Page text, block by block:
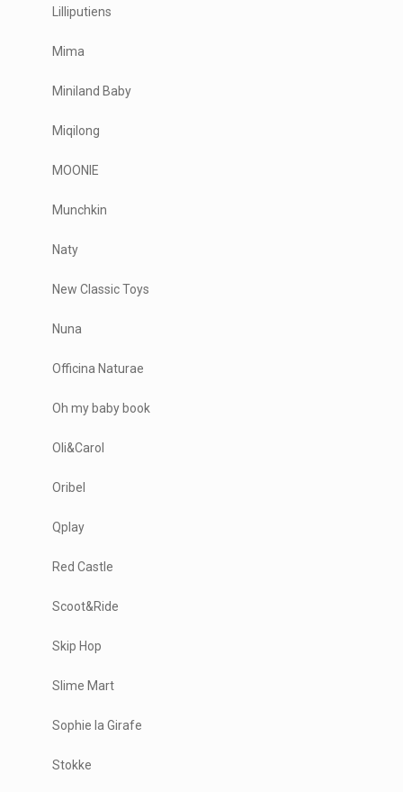
Lilliputiens
Mima
Miniland Baby
Miqilong
MOONIE
Munchkin
Naty
New Classic Toys
Nuna
Officina Naturae
Oh my baby book
Oli&Carol
Oribel
Qplay
Red Castle
Scoot&Ride
Skip Hop
Slime Mart
Sophie la Girafe
Stokke